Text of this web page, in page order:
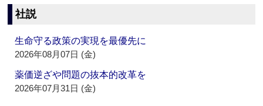
社説
生命守る政策の実現を最優先に
2026年08月07日 (金)
薬価逆ざや問題の抜本的改革を
2026年07月31日 (金)